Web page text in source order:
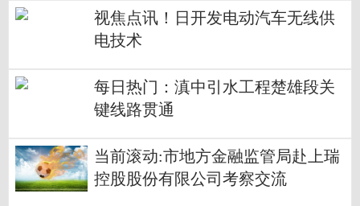
视焦点讯！日开发电动汽车无线供
电技术
每日热门：滇中引水工程楚雄段关
键线路贯通
当前滚动:市地方金融监管局赴上瑞
控股股份有限公司考察交流